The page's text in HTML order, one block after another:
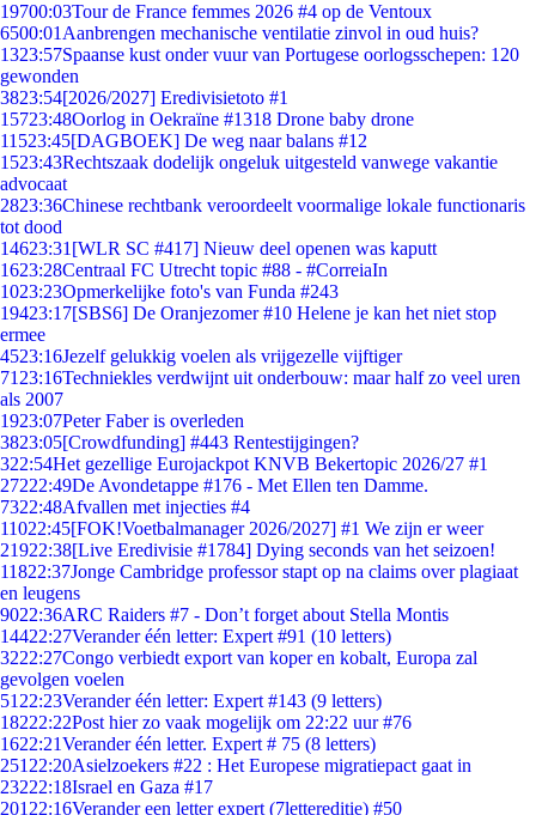
19700:03Tour de France femmes 2026 #4 op de Ventoux
6500:01 Aanbrengen mechanische ventilatie zinvol in oud huis?
1323:57Spaanse kust onder vuur van Portugese oorlogsschepen: 120
gewonden
3823:54[2026/2027] Eredivisietoto #1
15723:48Oorlog in Oekraïne #1318 Drone baby drone
11523:45[DAGBOEK] De weg naar balans #12
1523:43Rechtszaak dodelijk ongeluk uitgesteld vanwege vakantie
advocaat
2823:36Chinese rechtbank veroordeelt voormalige lokale functionaris
tot dood
14623:31 [WLR SC #417] Nieuw deel openen was kaputt
1623:28Centraal FC Utrecht topic #88 - #CorreiaIn
1023:23Opmerkelijke foto's van Funda #243
19423:17[SBS6] De Oranjezomer #10 Helene je kan het niet stop
ermee
4523:16Jezelf gelukkig voelen als vrijgezelle vijftiger
71 23:16Techniekles verdwijnt uit onderbouw: maar half zo veel uren
als 2007
1923:07Peter Faber is overleden
3823:05[Crowdfunding] #443 Rentestijgingen?
322:54Het gezellige Eurojackpot KNVB Bekertopic 2026/27 #1
27222:49De Avondetappe #176 - Met Ellen ten Damme.
7322:48Afvallen met injecties #4
11022:45[FOK!Voetbalmanager 2026/2027] #1 We zijn er weer
21922:38[Live Eredivisie #1784] Dying seconds van het seizoen!
11822:37Jonge Cambridge professor stapt op na claims over plagiaat
en leugens
9022:36ARC Raiders #7 - Don’t forget about Stella Montis
14422:27Verander één letter: Expert #91 (10 letters)
3222:27Congo verbiedt export van koper en kobalt, Europa zal
gevolgen voelen
51 22:23Verander één letter: Expert #143 (9 letters)
18222:22Post hier zo vaak mogelijk om 22:22 uur #76
1622:21Verander één letter. Expert # 75 (8 letters)
251 22:20Asielzoekers #22 : Het Europese migratiepact gaat in
23222:18Israel en Gaza #17
201 22:16Verander een letter expert (7lettereditie) #50